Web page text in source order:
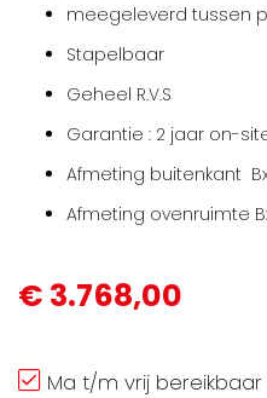
meegeleverd tussen
Stapelbaar
Geheel R.V.S
Garantie : 2 jaar on-
Afmeting buitenkant
Afmeting ovenruimte
€ 3.768,00
Ma t/m vrij bereikbaar